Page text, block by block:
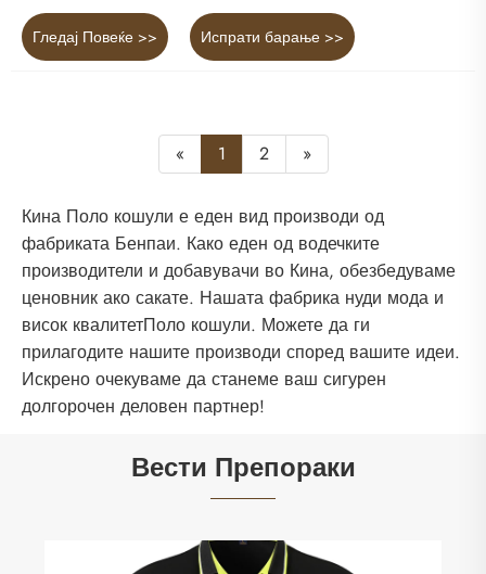
Гледај Повеќе >> Испрати барање >>
« 1 2 »
Кина Поло кошули е еден вид производи од
фабриката Бенпаи. Како еден од водечките
производители и добавувачи во Кина, обезбедуваме
ценовник ако сакате. Нашата фабрика нуди мода и
висок квалитетПоло кошули. Можете да ги
прилагодите нашите производи според вашите идеи.
Искрено очекуваме да станеме ваш сигурен
долгорочен деловен партнер!
Вести Препораки